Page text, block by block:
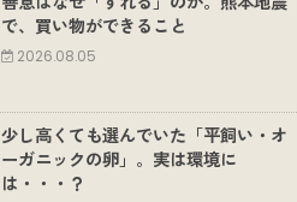
で、買い物ができること
2026.08.05
少し高くても選んでいた「平飼い・オ
ーガニックの卵」。実は環境に
は・・・？